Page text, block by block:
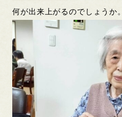
何が出来上がるのでしょうか。